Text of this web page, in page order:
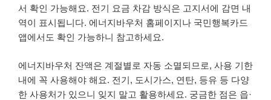
서 확인 가능해요. 전기 요금 차감 방식은 고지서에 감면 내
역이 표시됩니다. 에너지바우처 홈페이지나 국민행복카드
앱에서도 확인 가능하니 참고하세요.
에너지바우처 잔액은 계절별로 자동 소멸되므로, 사용 기한
내에 꼭 사용해야 해요. 전기, 도시가스, 연탄, 등유 등 다양
한 사용처가 있으니 잊지 말고 활용하세요. 궁금한 점은 읍·